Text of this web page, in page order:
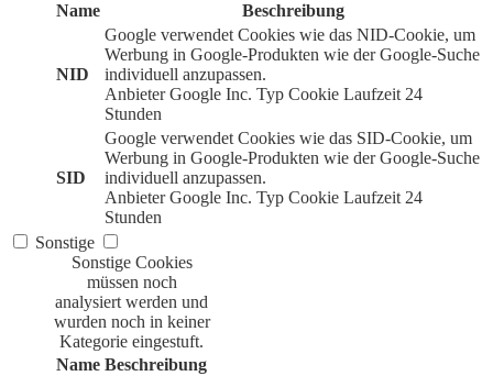
Name
Beschreibung
NID
Google verwendet Cookies wie das NID-Cookie, um
Werbung in Google-Produkten wie der Google-Suche
individuell anzupassen.
Anbieter Google Inc. Typ Cookie Laufzeit 24
Stunden
SID
Google verwendet Cookies wie das SID-Cookie, um
Werbung in Google-Produkten wie der Google-Suche
individuell anzupassen.
Anbieter Google Inc. Typ Cookie Laufzeit 24
Stunden
Sonstige
Sonstige Cookies
müssen noch
analysiert werden und
wurden noch in keiner
Kategorie eingestuft.
Name Beschreibung